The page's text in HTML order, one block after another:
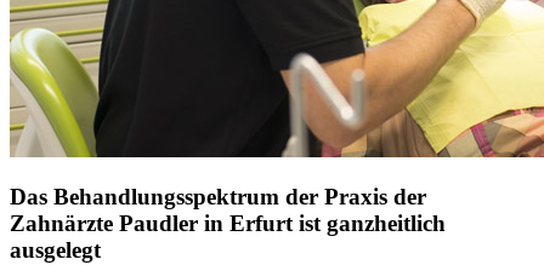
Das Behandlungsspektrum der Praxis der
Zahnärzte Paudler in Erfurt ist ganzheitlich
ausgelegt